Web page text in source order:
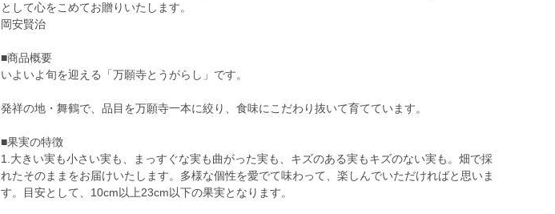
として心をこめてお贈りいたします。
岡安賢治
■商品概要
いよいよ旬を迎える「万願寺とうがらし」です。
発祥の地・舞鶴で、品目を万願寺一本に絞り、食味にこだわり抜いて育てています。
■果実の特徴
1.大きい実も小さい実も、まっすぐな実も曲がった実も、キズのある実もキズのない実も。畑で採
れたそのままをお届けいたします。多様な個性を愛でて味わって、楽しんでいただければと思いま
す。目安として、10cm以上23cm以下の果実となります。